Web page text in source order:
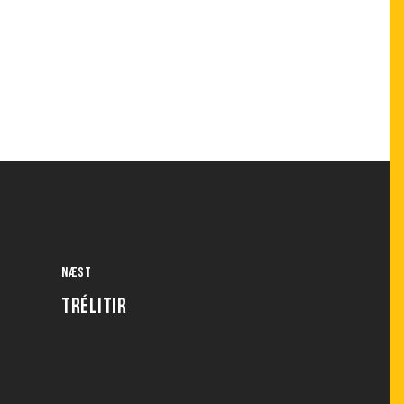
Næst
TRÉLITIR